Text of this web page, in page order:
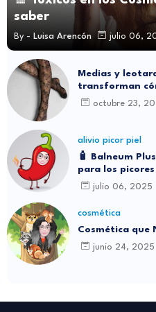
saber
By - Luisa Arencón julio 06,
Medias y
transforman
octubre 23,
alivio picor piel
🧴 Balneum
para los
julio 06, 2025
cosmética
Cosmética que
junio 24, 2025